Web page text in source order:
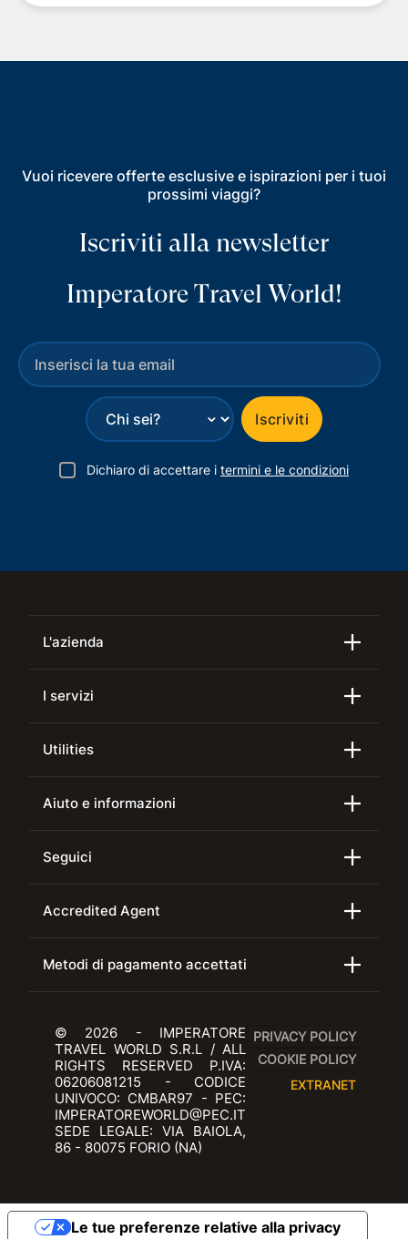
Vuoi ricevere offerte esclusive e ispirazioni per i tuoi
prossimi viaggi?
Iscriviti alla newsletter
Imperatore Travel World!
⌄ Iscriviti
Dichiaro di accettare i termini e le condizioni
L'azienda
I servizi
Utilities
Aiuto e informazioni
Seguici
Accredited Agent
Metodi di pagamento accettati
© 2026 - IMPERATORE
TRAVEL WORLD S.R.L / ALL
RIGHTS RESERVED P.IVA:
06206081215 - CODICE
UNIVOCO: CMBAR97 - PEC:
IMPERATOREWORLD@PEC.IT
SEDE LEGALE: VIA BAIOLA,
86 - 80075 FORIO (NA)
PRIVACY POLICY
COOKIE POLICY
EXTRANET
Le tue preferenze relative alla privacy